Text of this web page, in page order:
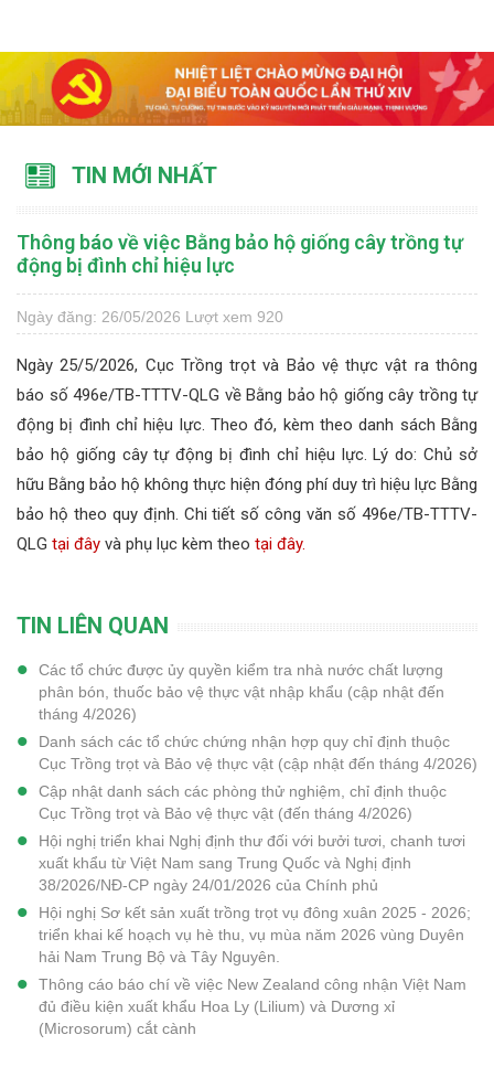
TIN MỚI NHẤT
Thông báo về việc Bằng bảo hộ giống cây trồng tự
động bị đình chỉ hiệu lực
Ngày đăng: 26/05/2026 Lượt xem 920
Ngày 25/5/2026, Cục Trồng trọt và Bảo vệ thực vật ra thông
báo số 496e/TB-TTTV-QLG về Bằng bảo hộ giống cây trồng tự
động bị đình chỉ hiệu lực. Theo đó, kèm theo danh sách Bằng
bảo hộ giống cây tự động bị đình chỉ hiệu lực. Lý do: Chủ sở
hữu Bằng bảo hộ không thực hiện đóng phí duy trì hiệu lực Bằng
bảo hộ theo quy định. Chi tiết số công văn số 496e/TB-TTTV-
QLG tại đây và phụ lục kèm theo tại đây.
TIN LIÊN QUAN
Các tổ chức được ủy quyền kiểm tra nhà nước chất lượng
phân bón, thuốc bảo vệ thực vật nhập khẩu (cập nhật đến
tháng 4/2026)
Danh sách các tổ chức chứng nhận hợp quy chỉ định thuộc
Cục Trồng trọt và Bảo vệ thực vật (cập nhật đến tháng 4/2026)
Cập nhật danh sách các phòng thử nghiệm, chỉ định thuộc
Cục Trồng trọt và Bảo vệ thực vật (đến tháng 4/2026)
Hội nghị triển khai Nghị định thư đối với bưởi tươi, chanh tươi
xuất khẩu từ Việt Nam sang Trung Quốc và Nghị định
38/2026/NĐ-CP ngày 24/01/2026 của Chính phủ
Hội nghị Sơ kết sản xuất trồng trọt vụ đông xuân 2025 - 2026;
triển khai kế hoạch vụ hè thu, vụ mùa năm 2026 vùng Duyên
hải Nam Trung Bộ và Tây Nguyên.
Thông cáo báo chí về việc New Zealand công nhận Việt Nam
đủ điều kiện xuất khẩu Hoa Ly (Lilium) và Dương xỉ
(Microsorum) cắt cành